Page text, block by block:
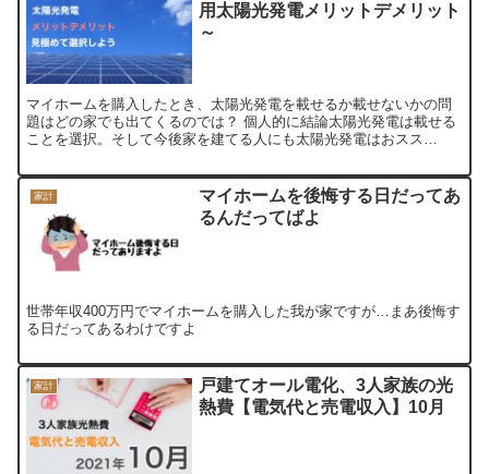
用太陽光発電メリットデメリット
～
マイホームを購入したとき、太陽光発電を載せるか載せないかの問
題はどの家でも出てくるのでは？ 個人的に結論太陽光発電は載せる
ことを選択。そして今後家を建てる人にも太陽光発電はおスス
家計
マイホームを後悔する日だってあ
るんだってばよ
世帯年収400万円でマイホームを購入した我が家ですが…まあ後悔す
る日だってあるわけですよ
家計
戸建てオール電化、3人家族の光
熱費【電気代と売電収入】10月